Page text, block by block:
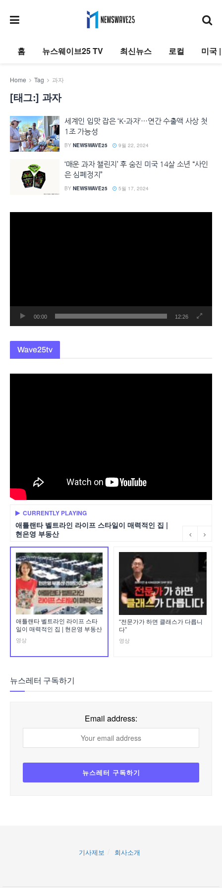
홈 뉴스웨이브25 TV 최신뉴스 로컬 미국
Home Tag 과자
[태그:] 과자
세계인 입맛 잡은 ‘K-과자’…연간 수출액 사상 첫
1조 가능성
BY NEWSWAVE25 9월 22, 2024
‘매운 과자 챌린지’ 후 숨진 미국 14살 소년 “사인
은 심폐정지”
BY NEWSWAVE25 5월 17, 2024
00:00 12:26
Wave25tv
CURRENTLY PLAYING
애틀랜타 벨트라인 라이프 스타일이 매력적인 집 |
현은영 부동산
애틀랜타 벨트라인 라이프 스타
일이 매력적인 집 | 현은영 부동산
영상
“전문가가 하면 클래스가 다릅니
다”
영상
뉴스레터 구독하기
Email address:
기사제보 회사소개